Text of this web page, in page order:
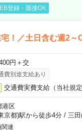
登録・面接OK
！／土日含む週2～
円＋交
費別途支給あり
交通費実費支給（当社規定
港区
京都)駅から徒歩4分/ 三
関連